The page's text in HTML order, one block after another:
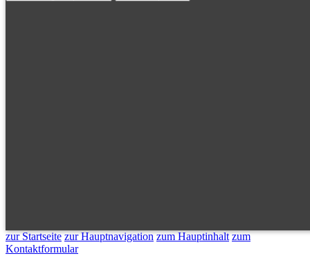
zur Startseite zur Hauptnavigation zum Hauptinhalt zum
Kontaktformular